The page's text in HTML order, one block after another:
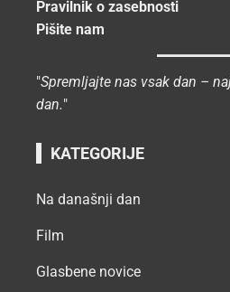
Pravilnik o zasebnosti
Pišite nam
"Spremljajte nas vsak dan –
dan."
KATEGORIJE
Na današnji dan
Film
Glasbene novice